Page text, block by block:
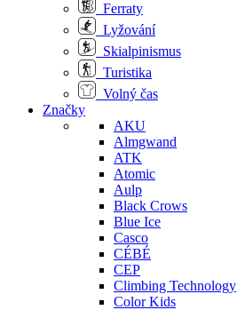
Ferraty
Lyžování
Skialpinismus
Turistika
Volný čas
Značky
AKU
Almgwand
ATK
Atomic
Aulp
Black Crows
Blue Ice
Casco
CÉBÉ
CEP
Climbing Technology
Color Kids